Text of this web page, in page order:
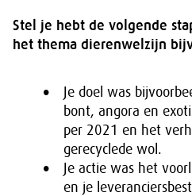
Stel je hebt de volgende
het thema dierenwelzijn
Je doel was
bont, angora en
per 2021 en het
gerecyclede wol.
Je actie was het
en je